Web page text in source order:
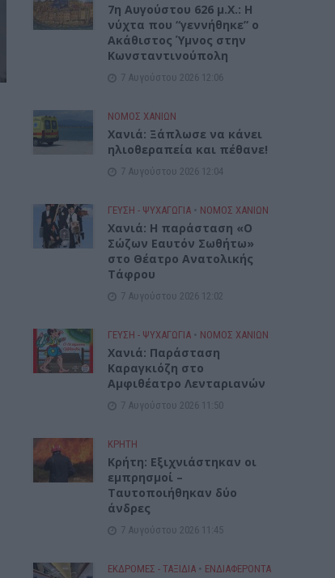
7η Αυγούστου 626 μ.Χ.: Η
νύχτα που “γεννήθηκε” ο
Ακάθιστος Ύμνος στην
Κωνσταντινούπολη
7 Αυγούστου 2026 12:06
ΝΟΜΌΣ ΧΑΝΊΩΝ
Χανιά: Ξάπλωσε να κάνει
ηλιοθεραπεία και πέθανε!
7 Αυγούστου 2026 12:04
ΓΕΎΣΗ - ΨΥΧΑΓΩΓΊΑ • ΝΟΜΌΣ ΧΑΝΊΩΝ
Χανιά: Η παράσταση «Ο
Σώζων Εαυτόν Σωθήτω»
στο Θέατρο Ανατολικής
Τάφρου
7 Αυγούστου 2026 12:02
ΓΕΎΣΗ - ΨΥΧΑΓΩΓΊΑ • ΝΟΜΌΣ ΧΑΝΊΩΝ
Xανιά: Παράσταση
Καραγκιόζη στο
Αμφιθέατρο Λενταριανών
7 Αυγούστου 2026 11:50
ΚΡΗΤΗ
Κρήτη: Εξιχνιάστηκαν οι
εμπρησμοί –
Ταυτοποιήθηκαν δύο
άνδρες
7 Αυγούστου 2026 11:45
ΕΚΔΡΟΜΈΣ - ΤΑΞΊΔΙΑ • ΕΝΔΙΑΦΕΡΟΝΤΑ